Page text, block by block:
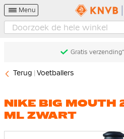
Menu
Gratis
Terug Voetballers
NIKE BIG MOUTH
ML ZWART